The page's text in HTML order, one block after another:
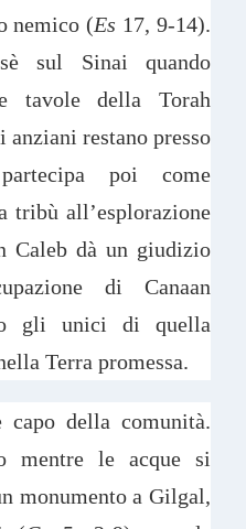
nemico (Es 17, 9-14).
sul Sinai quando
tavole della Torah
anziani restano presso
poi come
tribù all’esplorazione
Caleb dà un giudizio
di Canaan
gli unici di quella
Terra promessa.
capo della comunità.
mentre le acque si
monumento a Gilgal,